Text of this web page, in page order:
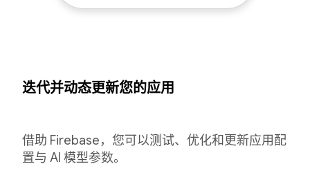
迭代并动态更新您的应用
借助 Firebase，您可以测试、优化和更新应用配
置与 AI 模型参数。